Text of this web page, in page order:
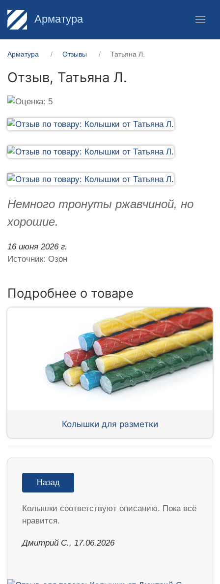
Арматура
Арматура Отзывы Татьяна Л.
Отзыв, Татьяна Л.
Немного тронуты ржавчиной, но
хорошие.
16 июня 2026 г.
Источник: Озон
Подробнее о товаре
Колышки для разметки
Назад
Колышки соответствуют описанию. Пока всё
нравится.
Дмитрий С., 17.06.2026